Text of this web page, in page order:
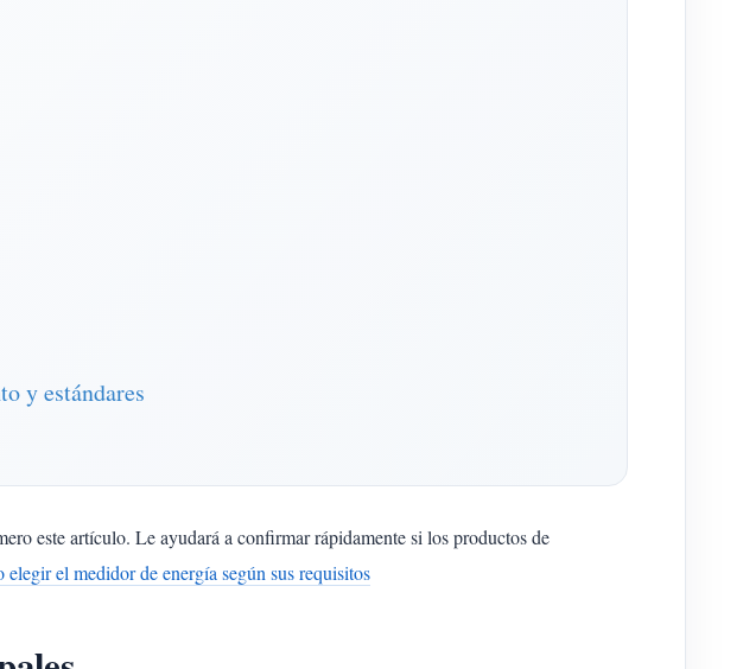
y estándares
este artículo. Le ayudará a confirmar rápidamente si los productos de
elegir el medidor de energía según sus requisitos